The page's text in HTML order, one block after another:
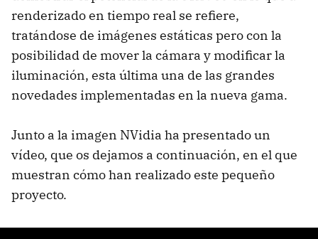
renderizado en tiempo real se refiere,
tratándose de imágenes estáticas pero con la
posibilidad de mover la cámara y modificar la
iluminación, esta última una de las grandes
novedades implementadas en la nueva gama.
Junto a la imagen NVidia ha presentado un
vídeo, que os dejamos a continuación, en el que
muestran cómo han realizado este pequeño
proyecto.